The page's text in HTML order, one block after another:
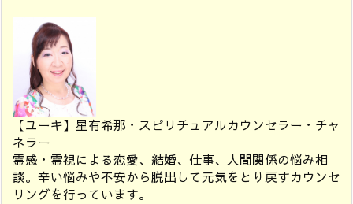
【ユーキ】星有希那・スピリチュアルカウンセラー・チャ
ネラー
霊感・霊視による恋愛、結婚、仕事、人間関係の悩み相
談。辛い悩みや不安から脱出して元気をとり戻すカウンセ
リングを行っています。